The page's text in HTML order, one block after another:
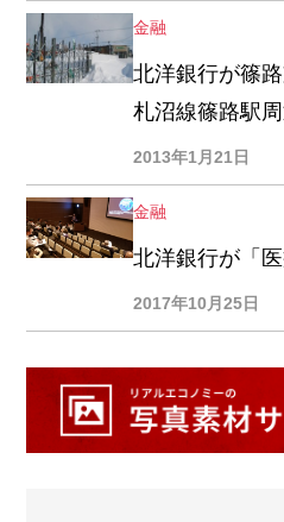
金融
北洋銀行が篠
札沼線篠路駅
き可能性強まる
2013年1月21日
金融
北洋銀行が「
2017年10月25日